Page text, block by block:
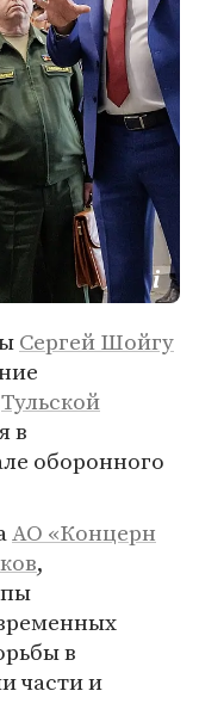
Сергей Шойгу
Тульской
в
оборонного
АО «Концерн
,
в
части и